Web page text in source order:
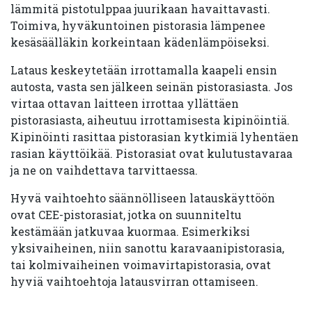
lämmitä pistotulppaa juurikaan havaittavasti.
Toimiva, hyväkuntoinen pistorasia lämpenee
kesäsäälläkin korkeintaan kädenlämpöiseksi.
Lataus keskeytetään irrottamalla kaapeli ensin
autosta, vasta sen jälkeen seinän pistorasiasta. Jos
virtaa ottavan laitteen irrottaa yllättäen
pistorasiasta, aiheutuu irrottamisesta kipinöintiä.
Kipinöinti rasittaa pistorasian kytkimiä lyhentäen
rasian käyttöikää. Pistorasiat ovat kulutustavaraa
ja ne on vaihdettava tarvittaessa.
Hyvä vaihtoehto säännölliseen latauskäyttöön
ovat CEE-pistorasiat, jotka on suunniteltu
kestämään jatkuvaa kuormaa. Esimerkiksi
yksivaiheinen, niin sanottu karavaanipistorasia,
tai kolmivaiheinen voimavirtapistorasia, ovat
hyviä vaihtoehtoja latausvirran ottamiseen.